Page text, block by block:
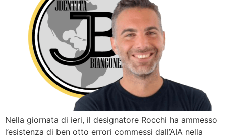
Nella giornata di ieri, il designatore Rocchi ha ammesso
l’esistenza di ben otto errori commessi dall’AIA nella